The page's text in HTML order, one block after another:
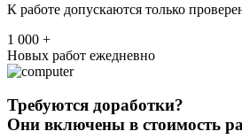
К работе допускаются только
1 000 +
Новых работ ежедневно
Требуются доработки?
Они включены в стоимость